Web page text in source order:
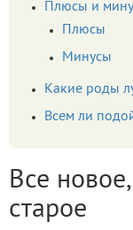
Плюсы и
Плюсы
Минусы
Какие роды
Всем ли
Все
старое